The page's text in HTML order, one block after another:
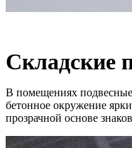
Складские
В помещениях подвесные
бетонное окружение
прозрачной основе